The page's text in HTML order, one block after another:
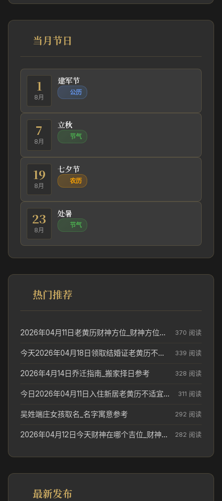
当月节日
1
8月
建军节
公历
7
8月
立秋
节气
19
8月
七夕节
农历
23
8月
处暑
节气
热门推荐
2026年04月11日老黄历财神方位_财神方位与供奉讲究 370 阅读
今天2026年04月18日领取结婚证老黄历不适合吗_领证日期参考 339 阅读
2026年4月14日乔迁指南_搬家择日参考 328 阅读
今日2026年04月11日入住新居老黄历不适宜吗_搬家择日参考 311 阅读
吴姓端庄女孩取名_名字寓意参考 292 阅读
2026年04月12日今天财神在哪个吉位_财神方位参考 282 阅读
最新发布